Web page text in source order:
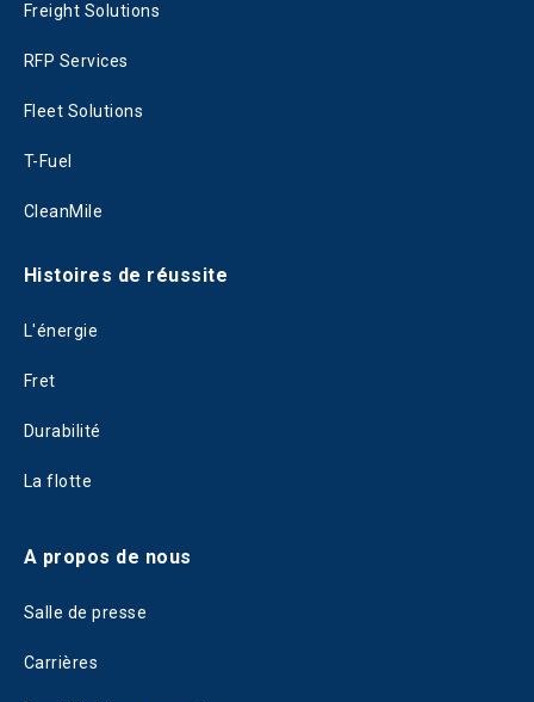
Freight Solutions
RFP Services
Fleet Solutions
T-Fuel
CleanMile
Histoires de réussite
L'énergie
Fret
Durabilité
La flotte
A propos de nous
Salle de presse
Carrières